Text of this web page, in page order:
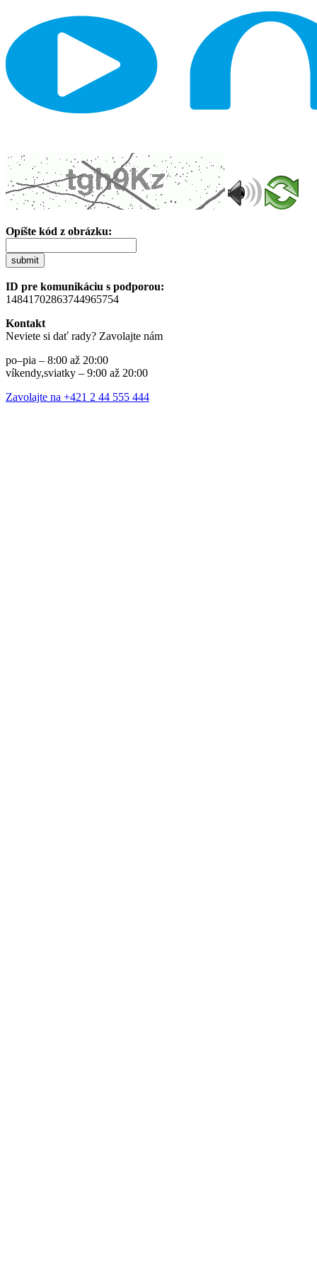
Opíšte kód z obrázku:
submit
ID pre komunikáciu s podporou:
14841702863744965754
Kontakt
Neviete si dať rady? Zavolajte nám
po–pia – 8:00 až 20:00
víkendy,sviatky – 9:00 až 20:00
Zavolajte na +421 2 44 555 444